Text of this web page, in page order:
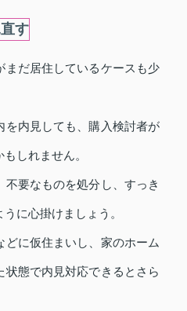
す
まだ居住しているケースも少
を内見しても、購入検討者が
しれません。
要なものを処分し、すっき
に心掛けましょう。
に仮住まいし、家のホーム
状態で内見対応できるとさら